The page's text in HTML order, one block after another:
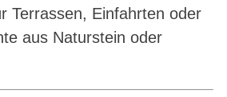
Terrassen, Einfahrten oder
aus Naturstein oder